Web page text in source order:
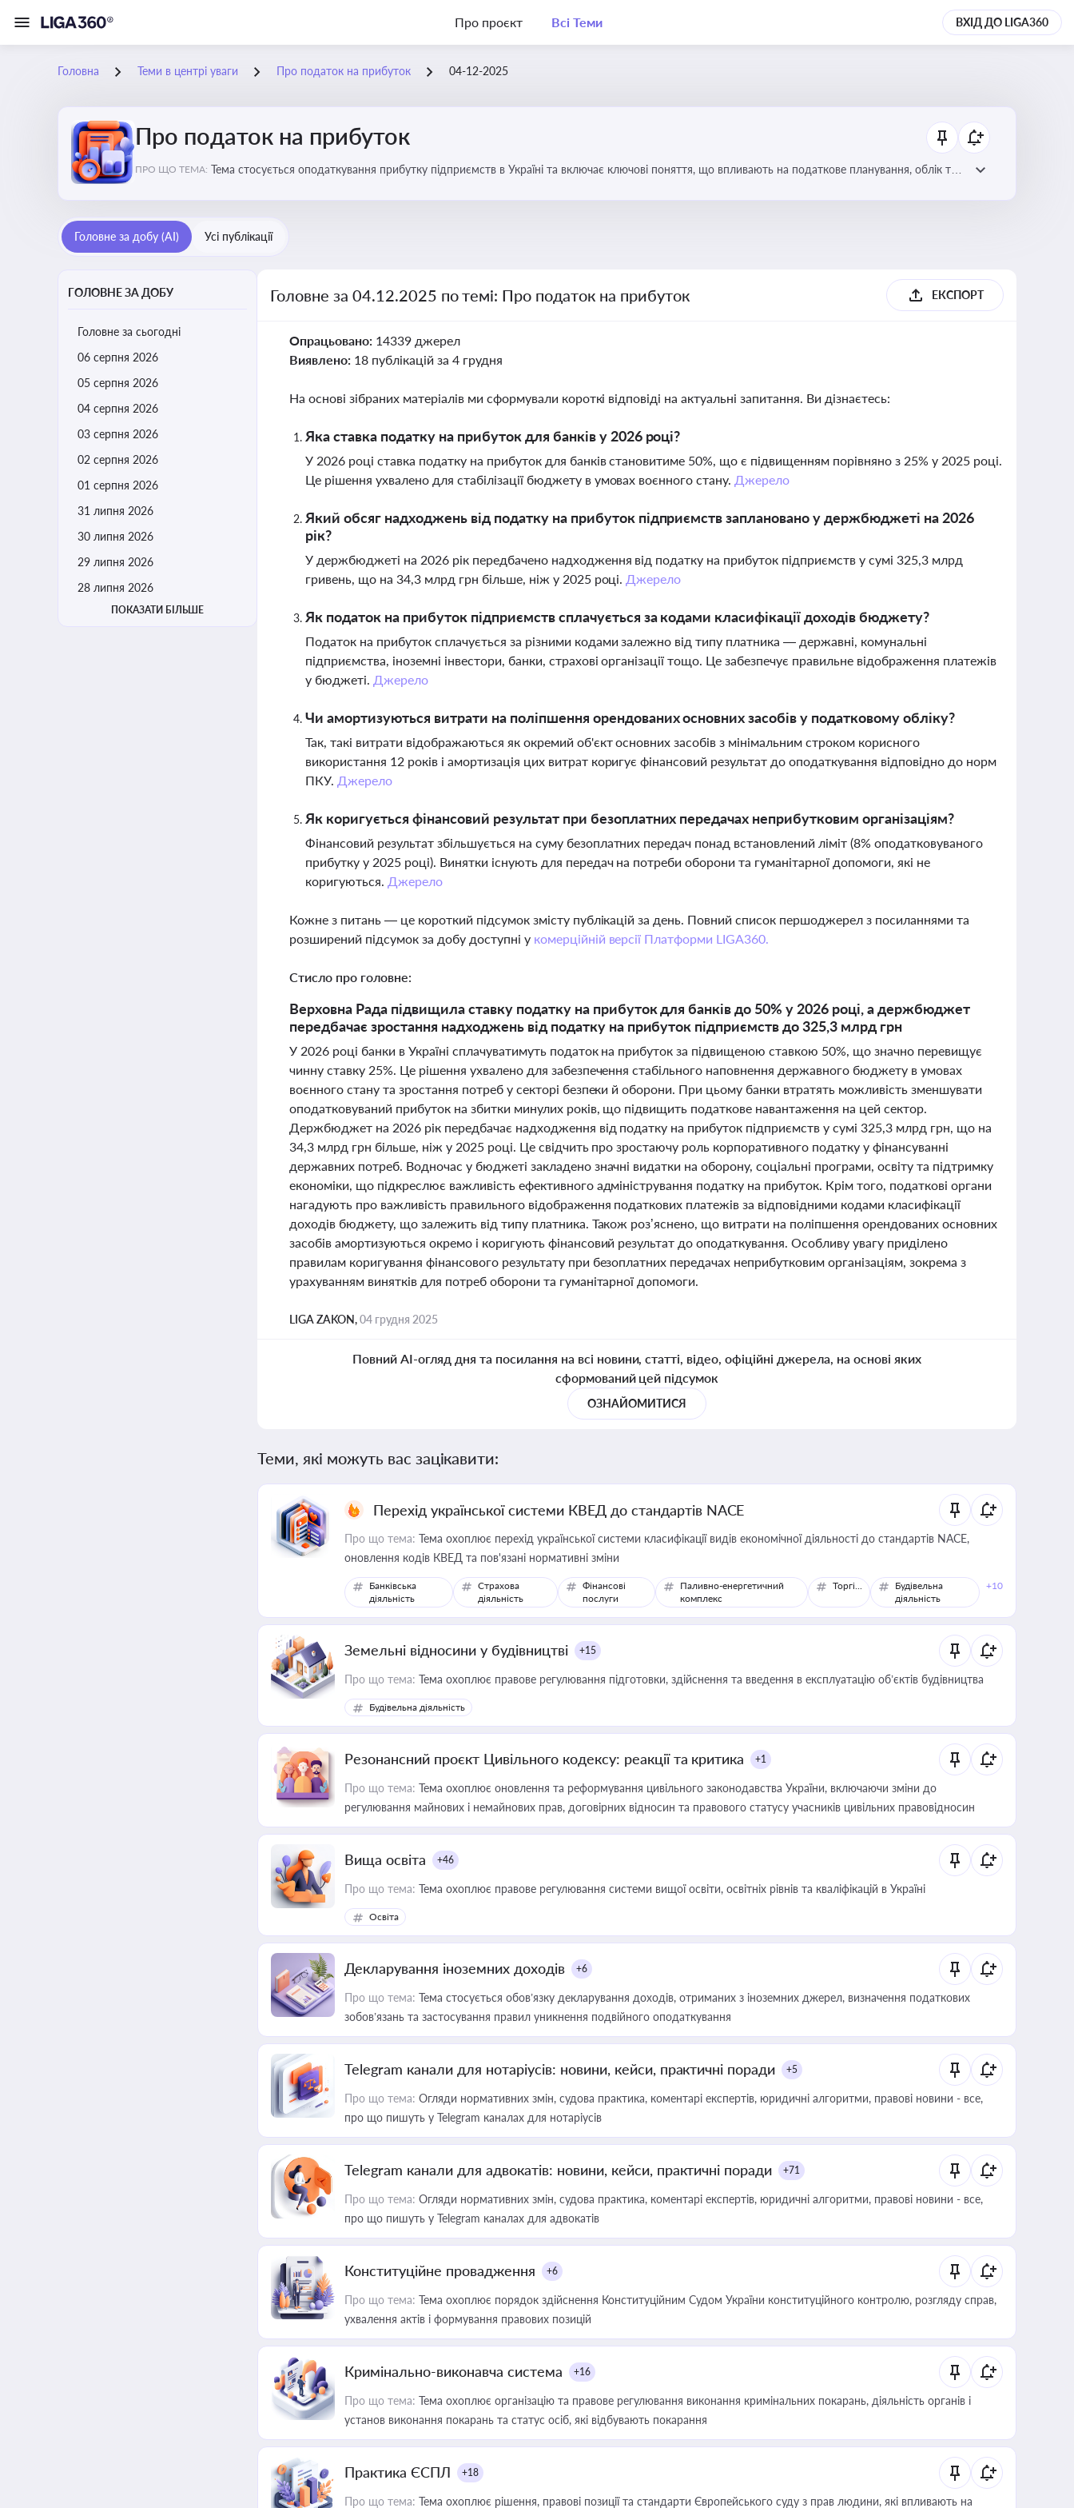
Про проєкт Всі Теми ВХІД ДО LIGA360
Головна Теми в центрі уваги Про податок на прибуток 04-12-2025
Про податок на прибуток
ПРО ЩО ТЕМА: Тема стосується оподаткування прибутку підприємств в Україні та включає ключові поняття, що впливають на податкове планування, облік та
Головне за добу (AI) Усі публікації
ГОЛОВНЕ ЗА ДОБУ
Головне за сьогодні
06 серпня 2026
05 серпня 2026
04 серпня 2026
03 серпня 2026
02 серпня 2026
01 серпня 2026
31 липня 2026
30 липня 2026
29 липня 2026
28 липня 2026
ПОКАЗАТИ БІЛЬШЕ
Головне за 04.12.2025 по темі: Про податок на прибуток ЕКСПОРТ
Опрацьовано: 14339 джерел
Виявлено: 18 публікацій за 4 грудня
На основі зібраних матеріалів ми сформували короткі відповіді на актуальні запитання. Ви дізнаєтесь:
Яка ставка податку на прибуток для банків у 2026 році?
У 2026 році ставка податку на прибуток для банків становитиме 50%, що є підвищенням порівняно з 25% у 2025 році.
Це рішення ухвалено для стабілізації бюджету в умовах воєнного стану. Джерело
Який обсяг надходжень від податку на прибуток підприємств заплановано у держбюджеті на 2026
рік?
У держбюджеті на 2026 рік передбачено надходження від податку на прибуток підприємств у сумі 325,3 млрд
гривень, що на 34,3 млрд грн більше, ніж у 2025 році. Джерело
Як податок на прибуток підприємств сплачується за кодами класифікації доходів бюджету?
Податок на прибуток сплачується за різними кодами залежно від типу платника — державні, комунальні
підприємства, іноземні інвестори, банки, страхові організації тощо. Це забезпечує правильне відображення платежів
у бюджеті. Джерело
Чи амортизуються витрати на поліпшення орендованих основних засобів у податковому обліку?
Так, такі витрати відображаються як окремий об'єкт основних засобів з мінімальним строком корисного
використання 12 років і амортизація цих витрат коригує фінансовий результат до оподаткування відповідно до норм
ПКУ. Джерело
Як коригується фінансовий результат при безоплатних передачах неприбутковим організаціям?
Фінансовий результат збільшується на суму безоплатних передач понад встановлений ліміт (8% оподатковуваного
прибутку у 2025 році). Винятки існують для передач на потреби оборони та гуманітарної допомоги, які не
коригуються. Джерело
Кожне з питань — це короткий підсумок змісту публікацій за день. Повний список першоджерел з посиланнями та
розширений підсумок за добу доступні у комерційній версії Платформи LIGA360.
Стисло про головне:
Верховна Рада підвищила ставку податку на прибуток для банків до 50% у 2026 році, а держбюджет
передбачає зростання надходжень від податку на прибуток підприємств до 325,3 млрд грн
У 2026 році банки в Україні сплачуватимуть податок на прибуток за підвищеною ставкою 50%, що значно перевищує
чинну ставку 25%. Це рішення ухвалено для забезпечення стабільного наповнення державного бюджету в умовах
воєнного стану та зростання потреб у секторі безпеки й оборони. При цьому банки втратять можливість зменшувати
оподатковуваний прибуток на збитки минулих років, що підвищить податкове навантаження на цей сектор.
Держбюджет на 2026 рік передбачає надходження від податку на прибуток підприємств у сумі 325,3 млрд грн, що на
34,3 млрд грн більше, ніж у 2025 році. Це свідчить про зростаючу роль корпоративного податку у фінансуванні
державних потреб. Водночас у бюджеті закладено значні видатки на оборону, соціальні програми, освіту та підтримку
економіки, що підкреслює важливість ефективного адміністрування податку на прибуток. Крім того, податкові органи
нагадують про важливість правильного відображення податкових платежів за відповідними кодами класифікації
доходів бюджету, що залежить від типу платника. Також роз’яснено, що витрати на поліпшення орендованих основних
засобів амортизуються окремо і коригують фінансовий результат до оподаткування. Особливу увагу приділено
правилам коригування фінансового результату при безоплатних передачах неприбутковим організаціям, зокрема з
урахуванням винятків для потреб оборони та гуманітарної допомоги.
LIGA ZAKON,04 грудня 2025
Повний AI-огляд дня та посилання на всі новини, статті, відео, офіційні джерела, на основі яких
сформований цей підсумок
ОЗНАЙОМИТИСЯ
Теми, які можуть вас зацікавити:
Перехід української системи КВЕД до стандартів NACE
Про що тема: Тема охоплює перехід української системи класифікації видів економічної діяльності до стандартів NACE,
оновлення кодів КВЕД та пов'язані нормативні зміни
Банківська
діяльність
Страхова
діяльність
Фінансові
послуги
Паливно-енергетичний
комплекс
Торгівля
Будівельна
діяльність
+10
Земельні відносини у будівництві +15
Про що тема: Тема охоплює правове регулювання підготовки, здійснення та введення в експлуатацію об’єктів будівництва
Будівельна діяльність
Резонансний проєкт Цивільного кодексу: реакції та критика +1
Про що тема: Тема охоплює оновлення та реформування цивільного законодавства України, включаючи зміни до
регулювання майнових і немайнових прав, договірних відносин та правового статусу учасників цивільних правовідносин
Вища освіта +46
Про що тема: Тема охоплює правове регулювання системи вищої освіти, освітніх рівнів та кваліфікацій в Україні
Освіта
Декларування іноземних доходів +6
Про що тема: Тема стосується обов’язку декларування доходів, отриманих з іноземних джерел, визначення податкових
зобов’язань та застосування правил уникнення подвійного оподаткування
Telegram канали для нотаріусів: новини, кейси, практичні поради +5
Про що тема: Огляди нормативних змін, судова практика, коментарі експертів, юридичні алгоритми, правові новини - все,
про що пишуть у Telegram каналах для нотаріусів
Telegram канали для адвокатів: новини, кейси, практичні поради +71
Про що тема: Огляди нормативних змін, судова практика, коментарі експертів, юридичні алгоритми, правові новини - все,
про що пишуть у Telegram каналах для адвокатів
Конституційне провадження +6
Про що тема: Тема охоплює порядок здійснення Конституційним Судом України конституційного контролю, розгляду справ,
ухвалення актів і формування правових позицій
Кримінально-виконавча система +16
Про що тема: Тема охоплює організацію та правове регулювання виконання кримінальних покарань, діяльність органів і
установ виконання покарань та статус осіб, які відбувають покарання
Практика ЄСПЛ +18
Про що тема: Тема охоплює рішення, правові позиції та стандарти Європейського суду з прав людини, які впливають на